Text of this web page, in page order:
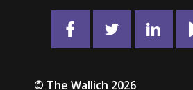
© The Wallich 2026